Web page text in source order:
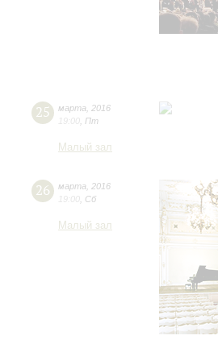
25 марта
2016
19:00 Пт
Малый зал
26 марта
2016
19:00 Сб
Малый зал